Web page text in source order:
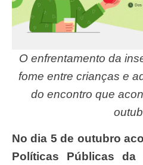
O enfrentamento da insegurança alimentar e
fome entre crianças e
do encontro que
No dia 5 de outubro acontece o 4º Fórum de
Políticas Públicas da